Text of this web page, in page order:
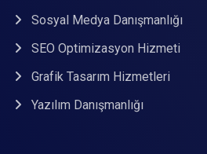
Sosyal Medya Danışmanlığı
SEO Optimizasyon Hizmeti
Grafik Tasarım Hizmetleri
Yazılım Danışmanlığı